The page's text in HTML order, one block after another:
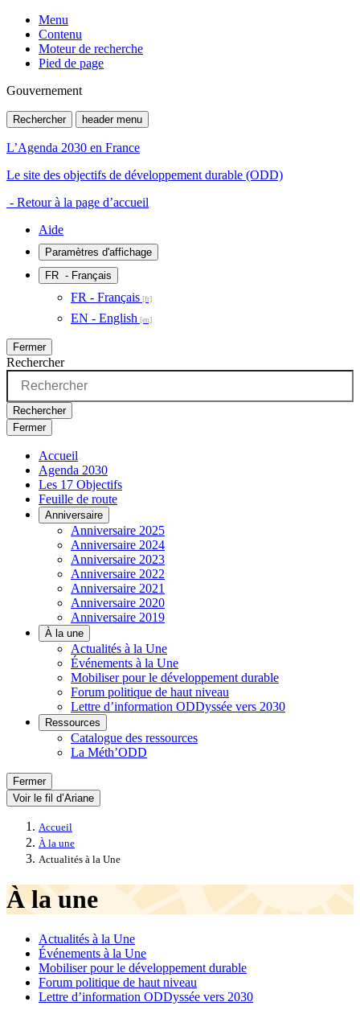
Menu
Contenu
Moteur de recherche
Pied de page
Gouvernement
Rechercher header menu
L’Agenda 2030 en France
Le site des objectifs de développement durable (ODD)
- Retour à la page d’accueil
Aide
Paramètres d'affichage
FR - Français
FR - Français
EN - English
Fermer
Rechercher
Rechercher
Fermer
Accueil
Agenda 2030
Les 17 Objectifs
Feuille de route
Anniversaire
Anniversaire 2025
Anniversaire 2024
Anniversaire 2023
Anniversaire 2022
Anniversaire 2021
Anniversaire 2020
Anniversaire 2019
À la une
Actualités à la Une
Événements à la Une
Mobiliser pour le développement durable
Forum politique de haut niveau
Lettre d’information ODDyssée vers 2030
Ressources
Catalogue des ressources
La Méth’ODD
Fermer
Voir le fil d’Ariane
Accueil
À la une
Actualités à la Une
À la une
Actualités à la Une
Événements à la Une
Mobiliser pour le développement durable
Forum politique de haut niveau
Lettre d’information ODDyssée vers 2030